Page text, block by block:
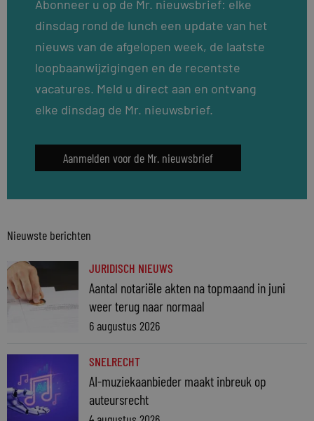
Abonneer u op de Mr. nieuwsbrief: elke
dinsdag rond de lunch een update van het
nieuws van de afgelopen week, de laatste
loopbaanwijzigingen en de recentste
vacatures. Meld u direct aan en ontvang
elke dinsdag de Mr. nieuwsbrief.
Aanmelden voor de Mr. nieuwsbrief
Nieuwste berichten
JURIDISCH NIEUWS
Aantal notariële akten na topmaand in juni
weer terug naar normaal
6 augustus 2026
SNELRECHT
AI-muziekaanbieder maakt inbreuk op
auteursrecht